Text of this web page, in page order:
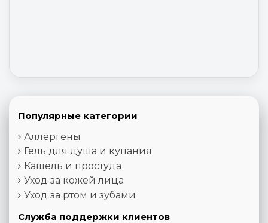
Популярные категории
Аллергены
Гель для душа и купания
Кашель и простуда
Уход за кожей лица
Уход за ртом и зубами
Служба поддержки клиентов